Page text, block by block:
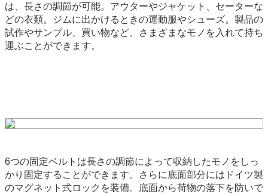
は、長さの調節が可能。アウターやジャケット、セーターな
どの衣類。ジムに出かけるときの運動服やシューズ。製品の
試作やサンプル、買い物など、さまざまなモノを入れて持ち
運ぶことができます。
6つの固定ベルトは長さの調節によって収納したモノをしっ
かり固定することができます。さらに底面部分にはドイツ製
のマグネット式ロックを装備。底面から荷物の落下を防いで